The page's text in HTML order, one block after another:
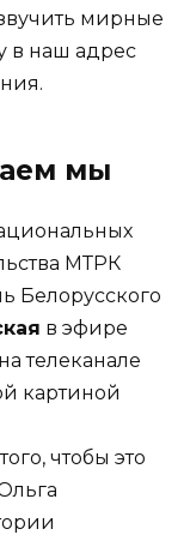
мирные
в наш адрес
мы
МТРК
Белорусского
в эфире
телеканале
картиной
чтобы это